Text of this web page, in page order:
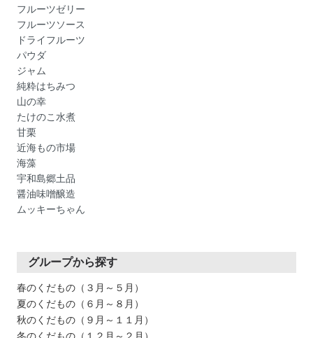
フルーツゼリー
フルーツソース
ドライフルーツ
パウダ
ジャム
純粋はちみつ
山の幸
たけのこ水煮
甘栗
近海もの市場
海藻
宇和島郷土品
醤油味噌醸造
ムッキーちゃん
グループから探す
春のくだもの（３月～５月）
夏のくだもの（６月～８月）
秋のくだもの（９月～１１月）